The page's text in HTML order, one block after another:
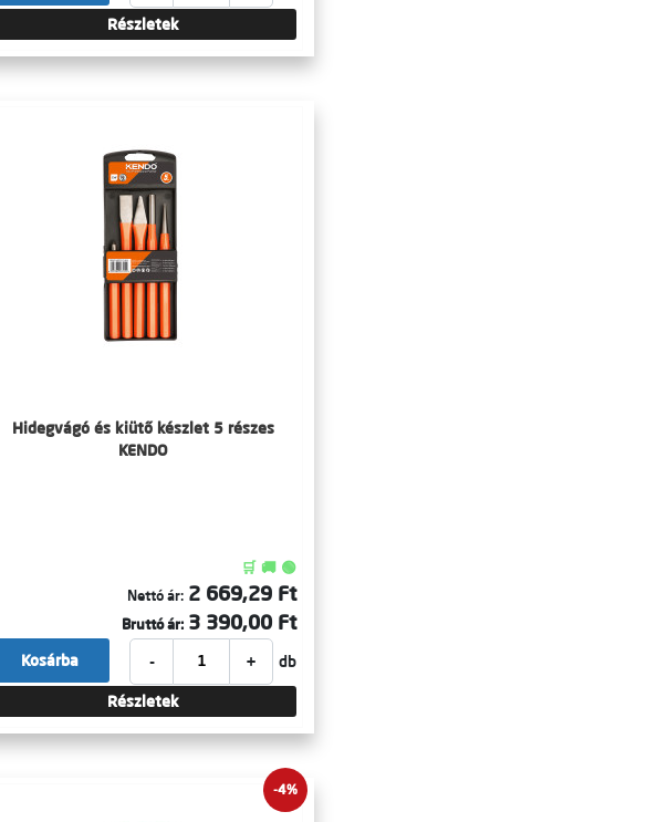
Részletek
Hidegvágó és kiütő készlet 5 részes
KENDO
🛒 🚚 🟢
Nettó ár: 2 669,29 Ft
Bruttó ár: 3 390,00 Ft
- + db
Kosárba
Részletek
-4%